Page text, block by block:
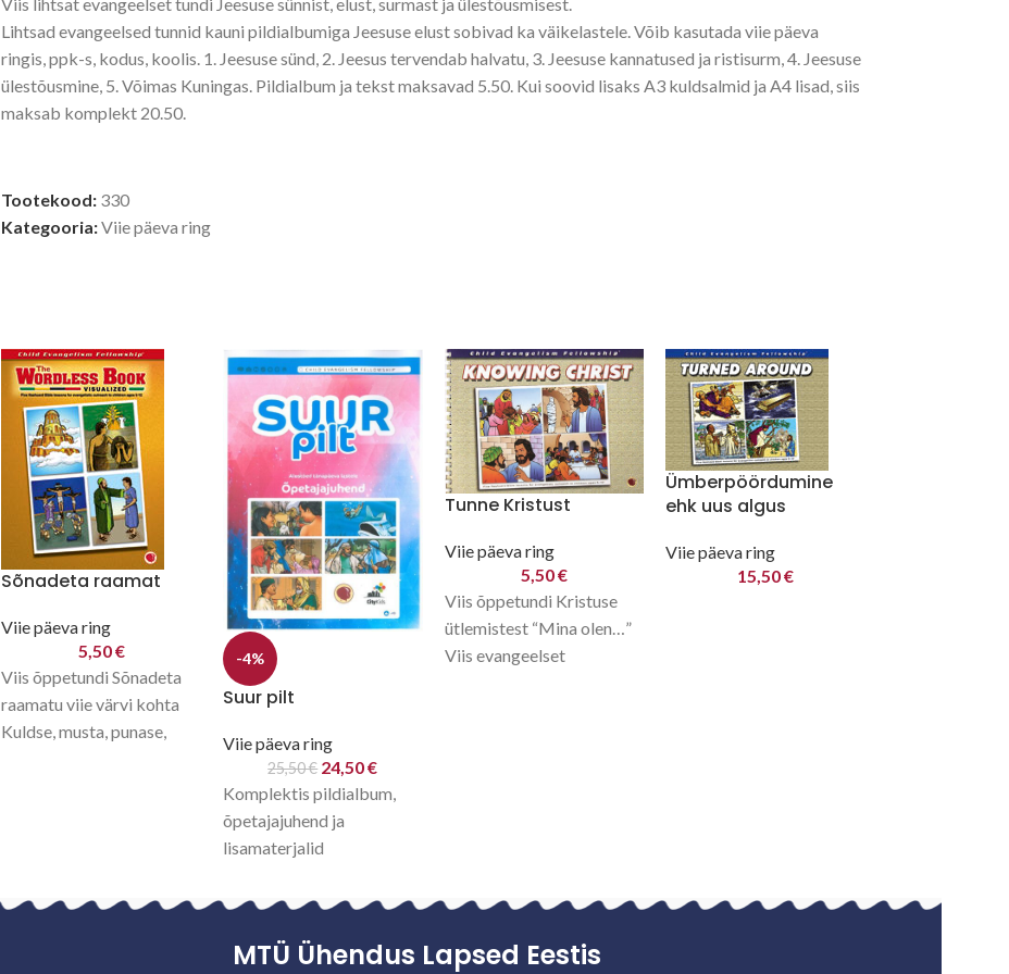
Lihtsad evangeelsed tunnid kauni pildialbumiga Jeesuse elust sobivad ka väikelastele. Võib kasutada viie päeva
ringis, ppk-s, kodus, koolis. 1. Jeesuse sünd, 2. Jeesus tervendab halvatu, 3. Jeesuse kannatused ja ristisurm, 4. Jeesuse
ülestõusmine, 5. Võimas Kuningas. Pildialbum ja tekst maksavad 5.50. Kui soovid lisaks A3 kuldsalmid ja A4 lisad, siis
maksab komplekt 20.50.
Tootekood: 330
Kategooria:Viie päeva ring
Sõnadeta raamat
Viie päeva ring
5,50€
Viis õppetundi Sõnadeta
raamatu viie värvi kohta
Kuldse, musta, punase,
-4%
Suur pilt
Viie päeva ring
25,50€ 24,50€
Komplektis pildialbum,
õpetajajuhend ja
lisamaterjalid
põhitõdede näitlikud
kuldsalmikaardid lastele
Tunne Kristust
Viie päeva ring
5,50€
Viis õppetundi Kristuse
ütlemistest “Mina olen…”
Viis evangeelset
Ümberpöördumine
ehk uus algus
Viie päeva ring
15,50€
MTÜ Ühendus Lapsed Eestis